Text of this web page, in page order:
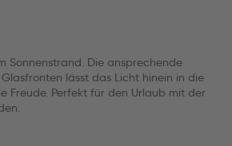
Sonnenstrand. Die ansprechende
lässt das Licht hinein in die
Freude. Perfekt für den Urlaub mit der